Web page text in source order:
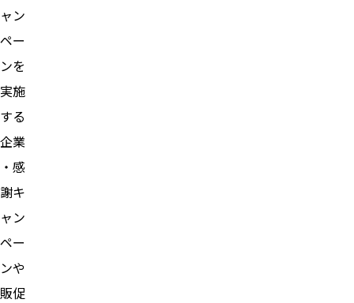
ャン
ペー
ンを
実施
する
企業
・感
謝キ
ャン
ペー
ンや
販促